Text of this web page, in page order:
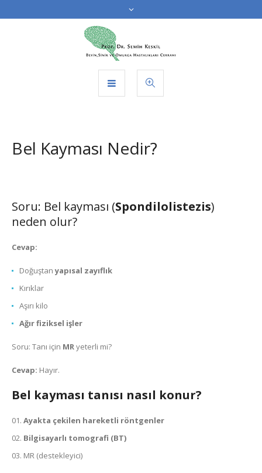
Bel Kayması Nedir?
Soru: Bel kayması (Spondilolistezis)
neden olur?
Cevap:
Doğuştanyapısal zayıflık
Kırıklar
Aşırı kilo
Ağır fiziksel işler
Soru: Tanı için MRyeterli mi?
Cevap: Hayır.
Bel kayması tanısı nasıl konur?
Ayakta çekilen hareketli röntgenler
Bilgisayarlı tomografi (BT)
MR (destekleyici)